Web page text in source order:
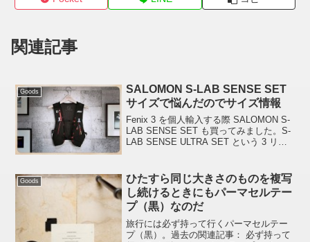
関連記事
Goods
SALOMON S-LAB SENSE SET
サイズで悩んだのでサイズ情報
Fenix 3 を個人輸入する際 SALOMON S-
LAB SENSE SET も買ってみました。S-
LAB SENSE ULTRA SET という 3 リッ
で 3 ...
Goods
ひたすら同じ大きさのものを複写
し続けるときにもパーマセルテー
プ（黒）なのだ
旅行には必ず持って行くパーマセルテー
プ（黒）。過去の関連記事： 必ず持って